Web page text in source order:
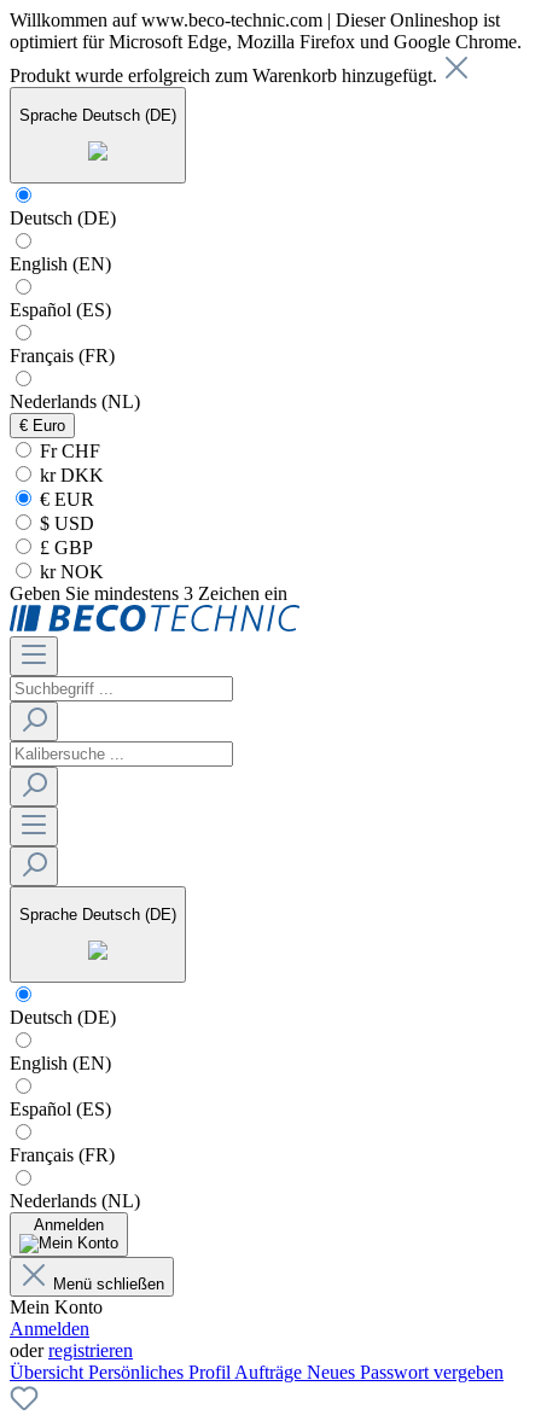
Willkommen auf www.beco-technic.com | Dieser Onlineshop ist
optimiert für Microsoft Edge, Mozilla Firefox und Google Chrome.
Produkt wurde erfolgreich zum Warenkorb hinzugefügt.
Sprache Deutsch (DE)
Deutsch (DE)
English (EN)
Español (ES)
Français (FR)
Nederlands (NL)
€ Euro
Fr CHF
kr DKK
€ EUR
$ USD
£ GBP
kr NOK
Geben Sie mindestens 3 Zeichen ein
Sprache Deutsch (DE)
Deutsch (DE)
English (EN)
Español (ES)
Français (FR)
Nederlands (NL)
Anmelden
Menü schließen
Mein Konto
Anmelden
oderregistrieren
Übersicht Persönliches Profil Aufträge Neues Passwort vergeben